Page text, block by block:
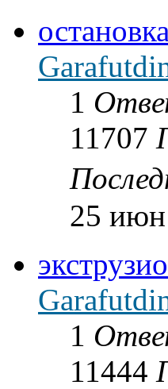
1
11707
25
1
11444